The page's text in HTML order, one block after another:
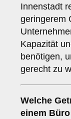
Innenstadt
geringerem
Kapazität
benötigen,
gerecht zu
Welche
einem